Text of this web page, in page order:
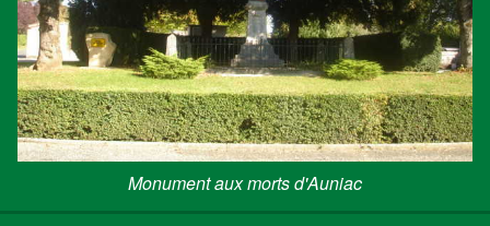
Monument aux morts d'Auniac